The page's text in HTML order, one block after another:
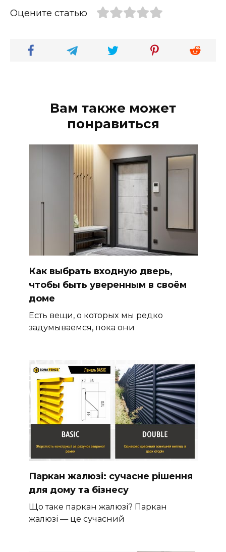
Оцените статью
Вам также может
понравиться
Как выбрать входную дверь,
чтобы быть уверенным в своём
доме
Есть вещи, о которых мы редко
задумываемся, пока они
Паркан жалюзі: сучасне рішення
для дому та бізнесу
Що таке паркан жалюзі? Паркан
жалюзі — це сучасний